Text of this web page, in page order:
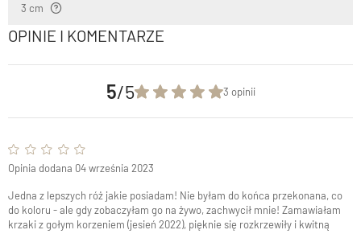
3 cm
OPINIE I KOMENTARZE
5/5 3 opinii
Jedna z lepszych róż jakie posiadam! Nie byłam do końca przekonana, co
do koloru - ale gdy zobaczyłam go na żywo, zachwycił mnie! Zamawiałam
krzaki z gołym korzeniem (jesień 2022), pięknie się rozkrzewiły i kwitną
Opinia dodana 04 września 2023